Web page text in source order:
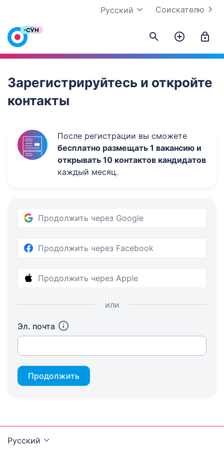
Соискателю
Русский
Work.ua
Зарегистрируйтесь и откройте
контакты
После регистрации вы сможете
бесплатно размещать 1 вакансию и
открывать 10 контактов кандидатов
каждый месяц.
Продолжить через Google
Продолжить через Facebook
Продолжить через Apple
или
Эл. почта
Продолжить
Русский